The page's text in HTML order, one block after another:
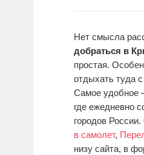
Нет смысла
добраться в
простая.
отдыхать туда
Самое удобное
где ежедневно
городов
в самолет,
низу сайта, в